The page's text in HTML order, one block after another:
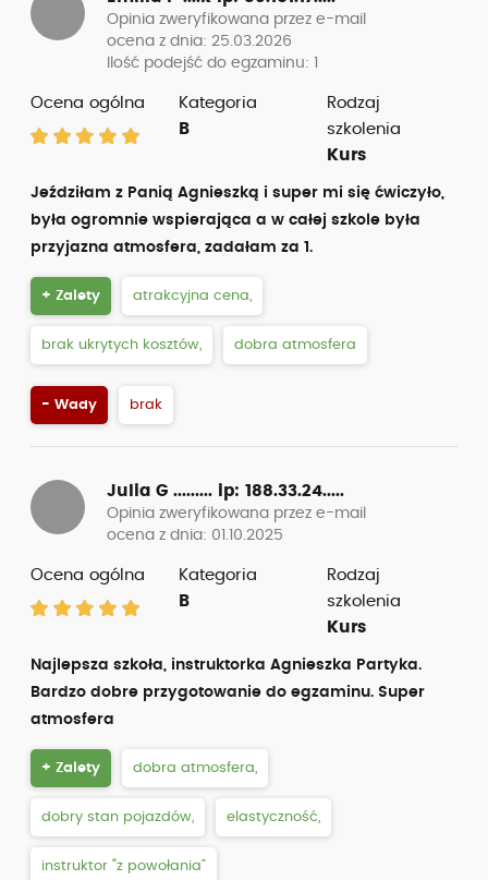
Opinia zweryfikowana przez e-mail
ocena z dnia: 25.03.2026
Ilość podejść do egzaminu: 1
Ocena ogólna
Kategoria
B
Rodzaj
szkolenia
Kurs
Jeździłam z Panią Agnieszką i super mi się ćwiczyło,
była ogromnie wspierająca a w całej szkole była
przyjazna atmosfera, zadałam za 1.
+ Zalety atrakcyjna cena,
brak ukrytych kosztów, dobra atmosfera
- Wady brak
Julia G ......... ip: 188.33.24.....
Opinia zweryfikowana przez e-mail
ocena z dnia: 01.10.2025
Ocena ogólna
Kategoria
B
Rodzaj
szkolenia
Kurs
Najlepsza szkoła, instruktorka Agnieszka Partyka.
Bardzo dobre przygotowanie do egzaminu. Super
atmosfera
+ Zalety dobra atmosfera,
dobry stan pojazdów, elastyczność,
instruktor “z powołania”